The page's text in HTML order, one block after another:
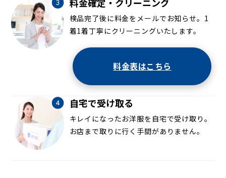
検品完了後に料金をメールでお知らせ。1
着1着丁寧にクリーニングいたします。
料金表はこちら
自宅で受け取る
キレイになったお洋服を自宅で受け取り。
お店まで取りに行く手間がありません。